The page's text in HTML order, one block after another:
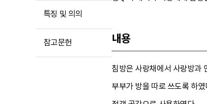
특징 및 의의
참고문헌 내용
침방은 사랑채에서 사랑방과
부부가 방을 따로 쓰도록 하